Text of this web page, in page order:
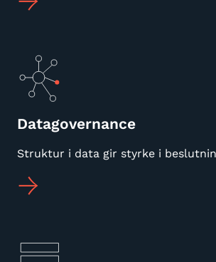
Datagovernance
Struktur i data gir styrke i